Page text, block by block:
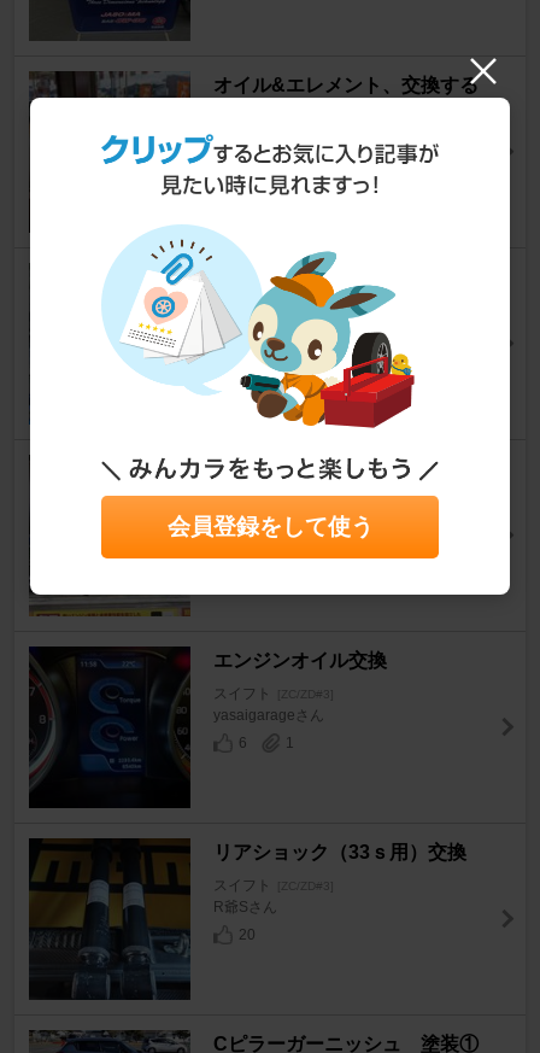
オイル&エレメント、交換する
スイフト [ZC/ZD#3]
take＠蝦夷。さん
35
0
うっかり夫婦のオイル交換とエ
アコン点検
スイフト [ZC/ZD#3]
FlyingVさん
28
0
エンジンオイル交換、オイルフ
ィルター交換
スイフト [ZC/ZD#3]
エンジンオイル交換
スイフト [ZC/ZD#3]
yasaigarageさん
6
1
リアショック（33ｓ用）交換
スイフト [ZC/ZD#3]
R爺Sさん
20
Cピラーガーニッシュ 塗装①
会員登録をして使う